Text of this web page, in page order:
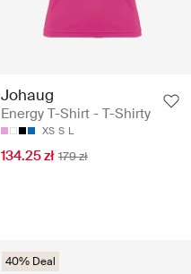
Johaug
Energy T-Shirt - T-Shirty
XS S L
134.25 zł 179 zł
40% Deal